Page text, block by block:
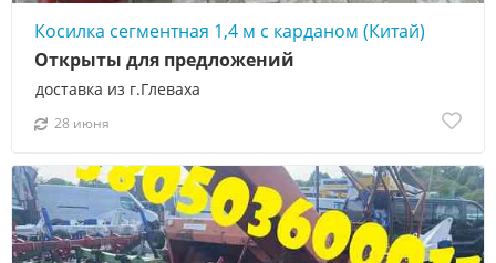
Косилка сегментная 1,4 м с карданом (Китай)
доставка из г.Глеваха
Открыты для предложений
28 июня